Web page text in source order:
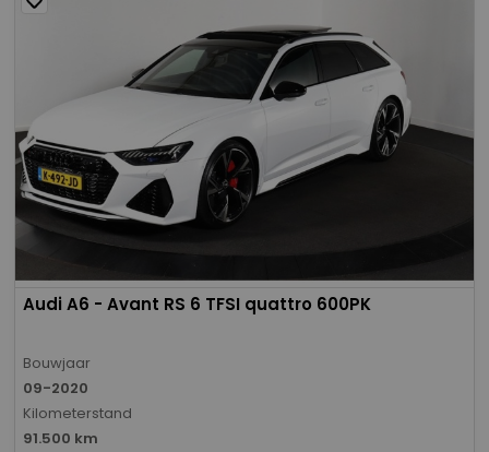
Audi A6 - Avant RS 6 TFSI quattro 600PK
Bouwjaar
09-2020
Kilometerstand
91.500 km